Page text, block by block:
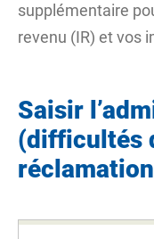
supplémentaire
revenu (IR) et vos
Saisir
(difficultés